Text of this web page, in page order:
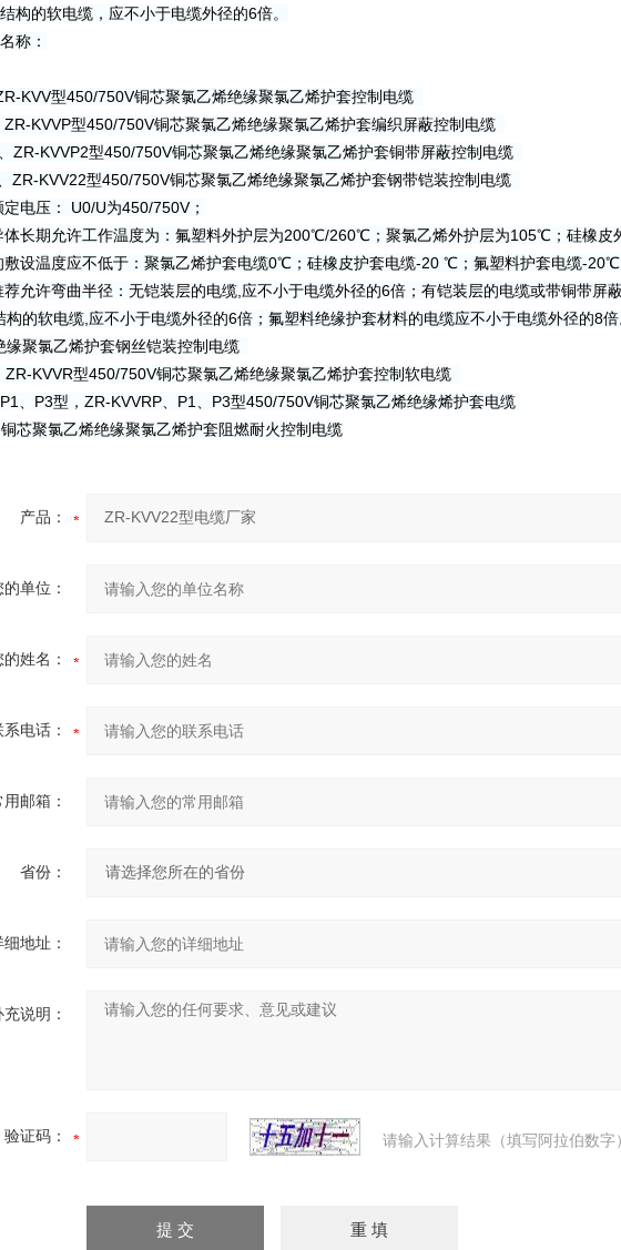
构的软电缆，应不小于电缆外径的6倍。
称：
KVV型450/750V铜芯聚氯乙烯绝缘聚氯乙烯护套控制电缆
ZR-KVVP型450/750V铜芯聚氯乙烯绝缘聚氯乙烯护套编织屏蔽控制电缆
ZR-KVVP2型450/750V铜芯聚氯乙烯绝缘聚氯乙烯护套铜带屏蔽控制电缆
ZR-KVV22型450/750V铜芯聚氯乙烯绝缘聚氯乙烯护套钢带铠装控制电缆
电压： U0/U为450/750V；
体长期允许工作温度为：氟塑料外护层为200℃/260℃；聚氯乙烯外护层为105℃；硅橡皮
敷设温度应不低于：聚氯乙烯护套电缆0℃；硅橡皮护套电缆-20 ℃；氟塑料护套电缆-20℃
允许弯曲半径：无铠装层的电缆,应不小于电缆外径的6倍；有铠装层的电缆或带铜带屏
构的软电缆,应不小于电缆外径的6倍；氟塑料绝缘护套材料的电缆应不小于电缆外径的8
缘聚氯乙烯护套钢丝铠装控制电缆
ZR-KVVR型450/750V铜芯聚氯乙烯绝缘聚氯乙烯护套控制软电缆
、P3型，ZR-KVVRP、P1、P3型450/750V铜芯聚氯乙烯绝缘烯护套电缆
芯聚氯乙烯绝缘聚氯乙烯护套阻燃耐火控制电缆
产品：
的单位：
的姓名：
系电话：
用邮箱：
省份：
细地址：
充说明：
验证码： 请输入计算结果（填写阿拉伯数字